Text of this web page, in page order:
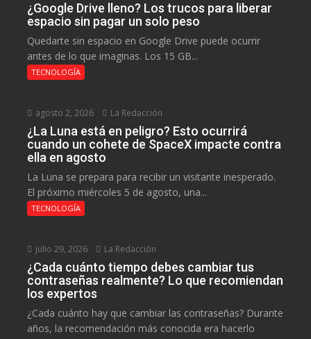
¿Google Drive lleno? Los trucos para liberar
espacio sin pagar un solo peso
Quedarte sin espacio en Google Drive puede ocurrir
antes de lo que imaginas. Los 15 GB...
TECNOLOGÍA
agosto 2, 2026 La Redacción
¿La Luna está en peligro? Esto ocurrirá
cuando un cohete de SpaceX impacte contra
ella en agosto
La Luna se prepara para recibir un visitante inesperado.
El próximo miércoles 5 de agosto, una...
TECNOLOGÍA
julio 29, 2026 La Redacción
¿Cada cuánto tiempo debes cambiar tus
contraseñas realmente? Lo que recomiendan
los expertos
¿Cada cuánto hay que cambiar las contraseñas? Durante
años, la recomendación más conocida era hacerlo